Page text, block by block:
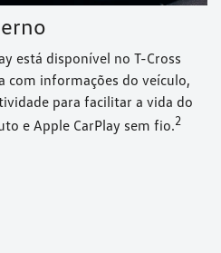
está disponível no T-Cross
com informações do veículo,
para facilitar a vida do
e Apple CarPlay sem fio.⁠2